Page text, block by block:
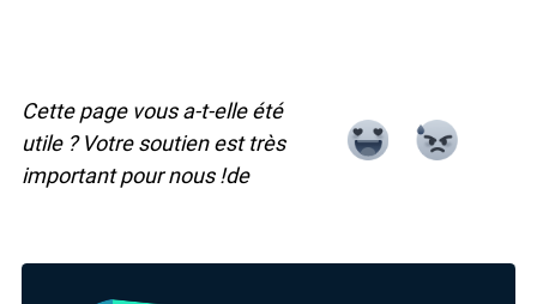
Cette page vous a-t-elle été
utile ? Votre soutien est très
important pour nous !de